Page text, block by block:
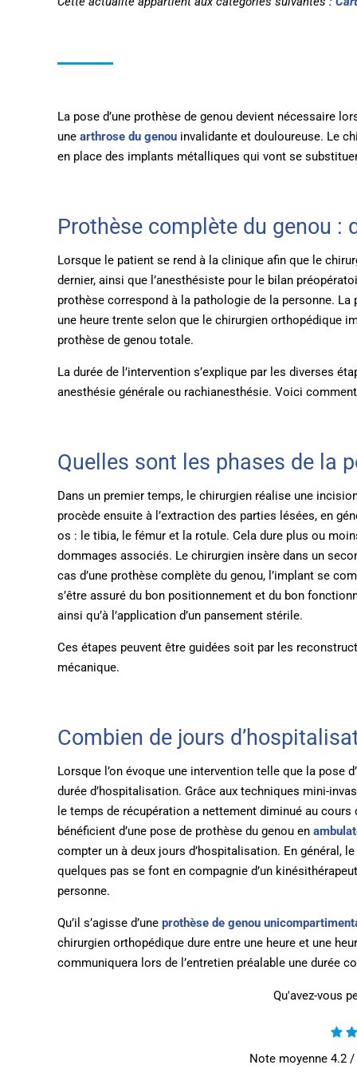
La pose d’une prothèse de genou devient nécessaire
une arthrose du genou invalidante et douloureuse. Le
en place des implants métalliques qui vont se
Prothèse complète du genou :
Lorsque le patient se rend à la clinique afin que le
dernier, ainsi que l’anesthésiste pour le bilan
prothèse correspond à la pathologie de la personne.
une heure trente selon que le chirurgien orthopédique
prothèse de genou totale.
La durée de l’intervention s’explique par les diverses
anesthésie générale ou rachianesthésie. Voici
Quelles sont les phases de la
Dans un premier temps, le chirurgien réalise une
procède ensuite à l’extraction des parties lésées, en
os : le tibia, le fémur et la rotule. Cela dure plus ou
dommages associés. Le chirurgien insère dans un
cas d’une prothèse complète du genou, l’implant se
s’être assuré du bon positionnement et du bon
ainsi qu’à l’application d’un pansement stérile.
Ces étapes peuvent être guidées soit par les
mécanique.
Combien de jours
Lorsque l’on évoque une intervention telle que la pose
durée d’hospitalisation. Grâce aux techniques mini-
le temps de récupération a nettement diminué au
bénéficient d’une pose de prothèse du genou en
compter un à deux jours d’hospitalisation. En général,
quelques pas se font en compagnie d’un
personne.
Qu’il s’agisse d’une prothèse de genou
chirurgien orthopédique dure entre une heure et une
communiquera lors de l’entretien préalable une durée
Qu'avez-vous
Note moyenne 4.2/